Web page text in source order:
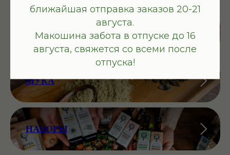
ЖМЫХ
МУКА
НАБОРЫ
ближайшая отправка заказов 20-21
августа.
Макошина забота в отпуске до 16
августа, свяжется со всеми после
отпуска!